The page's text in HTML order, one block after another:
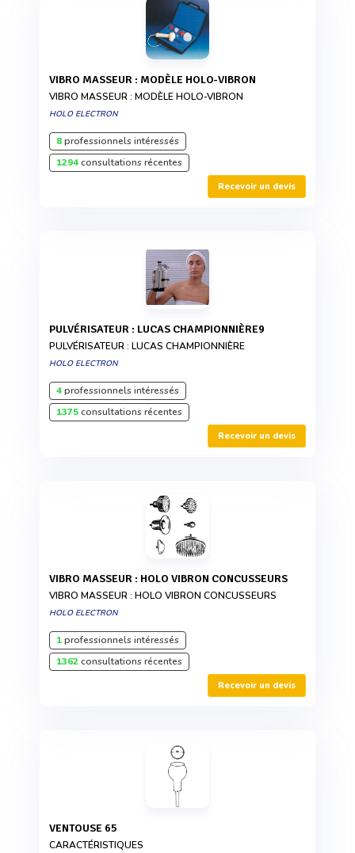
VIBRO MASSEUR : MODÈLE HOLO-VIBRON
VIBRO MASSEUR : MODÈLE HOLO-VIBRON
HOLO ELECTRON
8professionnels intéressés
1294consultations récentes
Recevoir un devis
PULVÉRISATEUR : LUCAS CHAMPIONNIÈRE9
PULVÉRISATEUR : LUCAS CHAMPIONNIÈRE
HOLO ELECTRON
4professionnels intéressés
1375consultations récentes
Recevoir un devis
VIBRO MASSEUR : HOLO VIBRON CONCUSSEURS
VIBRO MASSEUR : HOLO VIBRON CONCUSSEURS
HOLO ELECTRON
1professionnels intéressés
1362consultations récentes
Recevoir un devis
VENTOUSE 65
CARACTÉRISTIQUES